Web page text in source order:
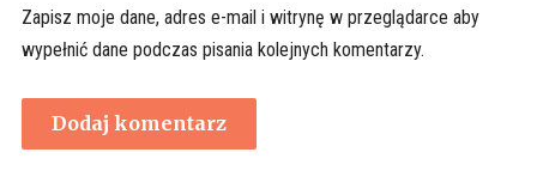
Zapisz moje dane, adres e-mail i witrynę w przeglądarce aby
wypełnić dane podczas pisania kolejnych komentarzy.